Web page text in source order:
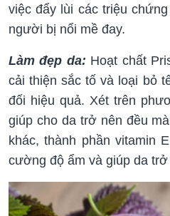
việc đẩy lùi các triệu
người bị nổi mề đay.
Làm đẹp da: Hoạt chất
cải thiện sắc tố và loại bỏ
đối hiệu quả. Xét trên
giúp cho da trở nên đều
khác, thành phần vitamin
cường độ ẩm và giúp da